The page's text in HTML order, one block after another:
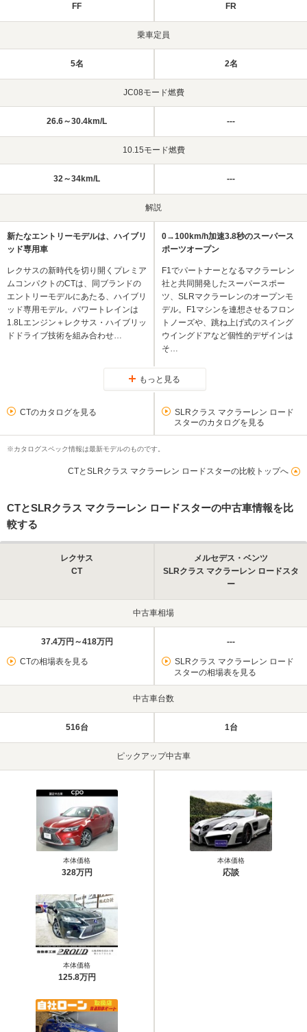
FF FR
乗車定員
5名 2名
JC08モード燃費
26.6～30.4km/L ---
10.15モード燃費
32～34km/L ---
解説
新たなエントリーモデルは、ハイブリ
ッド専用車
レクサスの新時代を切り開くプレミア
ムコンパクトのCTは、同ブランドの
エントリーモデルにあたる、ハイブリ
ッド専用モデル。パワートレインは
1.8Lエンジン＋レクサス・ハイブリッ
ドドライブ技術を組み合わせ…
0→100km/h加速3.8秒のスーパース
ポーツオープン
F1でパートナーとなるマクラーレン
社と共同開発したスーパースポー
ツ、SLRマクラーレンのオープンモ
デル。F1マシンを連想させるフロン
トノーズや、跳ね上げ式のスイング
ウイングドアなど個性的デザインは
そ…
もっと見る
CTのカタログを見る
SLRクラス マクラーレン ロード
スターのカタログを見る
※カタログスペック情報は最新モデルのものです。
CTとSLRクラス マクラーレン ロードスターの比較トップへ
CTとSLRクラス マクラーレン ロードスターの中古車情報を比
較する
レクサス
CT
メルセデス・ベンツ
SLRクラス マクラーレン ロードスタ
ー
中古車相場
37.4万円～418万円
CTの相場表を見る
---
SLRクラス マクラーレン ロード
スターの相場表を見る
中古車台数
516台 1台
ピックアップ中古車
本体価格
328万円
本体価格
125.8万円
本体価格
応談